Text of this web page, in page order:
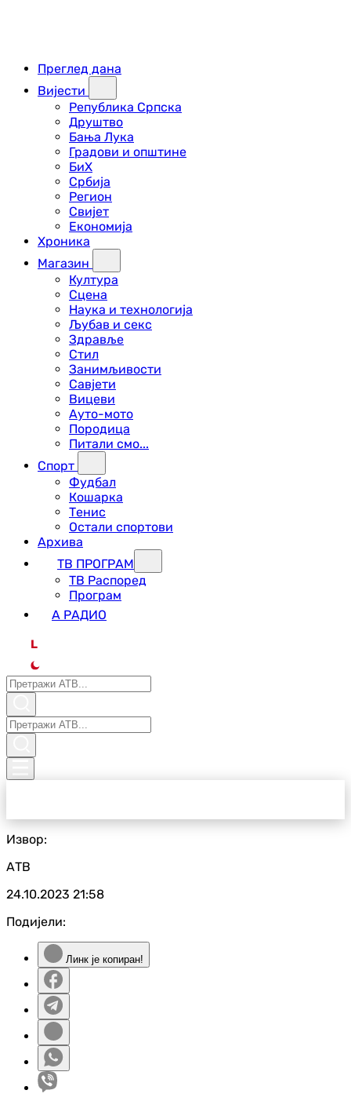
Преглед дана
Вијести
Република Српска
Друштво
Бања Лука
Градови и општине
БиХ
Србија
Регион
Свијет
Економија
Хроника
Магазин
Култура
Сцена
Наука и технологија
Љубав и секс
Здравље
Стил
Занимљивости
Савјети
Вицеви
Ауто-мото
Породица
Питали смо...
Спорт
Фудбал
Кошарка
Тенис
Остали спортови
Архива
ТВ ПРОГРАМ
ТВ Распоред
Програм
А РАДИО
L
Извор:
АТВ
24.10.2023 21:58
Подијели:
Линк је копиран!